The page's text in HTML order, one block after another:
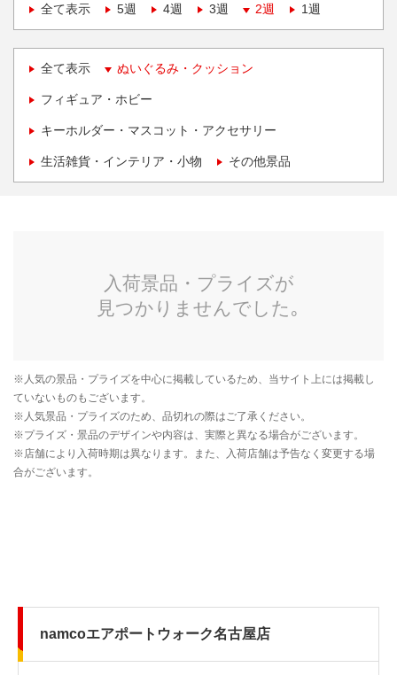
全て表示
5週 4週 3週 2週 1週
全て表示 ぬいぐるみ・クッション
フィギュア・ホビー
キーホルダー・マスコット・アクセサリー
生活雑貨・インテリア・小物 その他景品
namcoエアポートウォーク名古屋店